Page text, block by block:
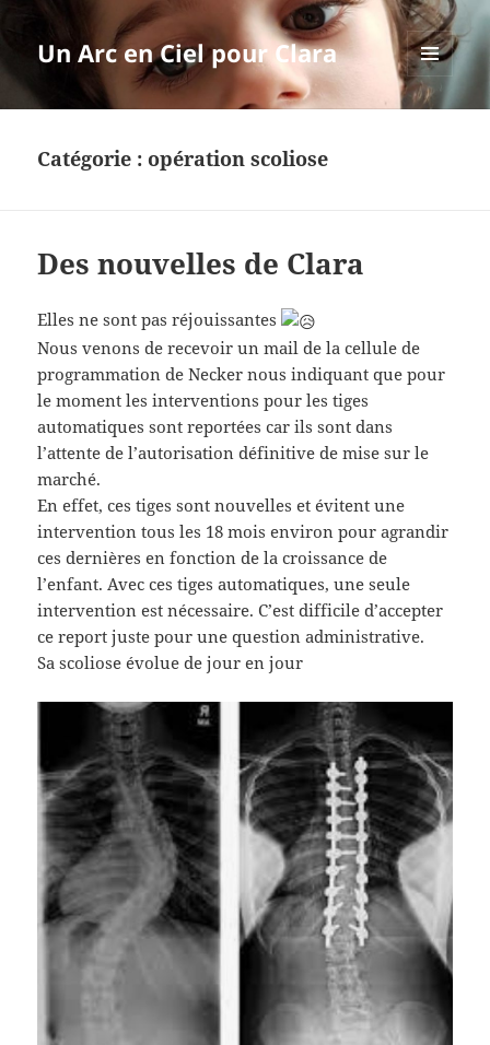
Un Arc en Ciel pour Clara
MENU
ET
Catégorie :opération scoliose
Des nouvelles de Clara
Elles ne sont pas réjouissantes
Nous venons de recevoir un mail de la cellule de
programmation de Necker nous indiquant que pour
le moment les interventions pour les tiges
automatiques sont reportées car ils sont dans
l’attente de l’autorisation définitive de mise sur le
marché.
En effet, ces tiges sont nouvelles et évitent une
intervention tous les 18 mois environ pour agrandir
ces dernières en fonction de la croissance de
l’enfant. Avec ces tiges automatiques, une seule
intervention est nécessaire. C’est difficile d’accepter
ce report juste pour une question administrative.
Sa scoliose évolue de jour en jour